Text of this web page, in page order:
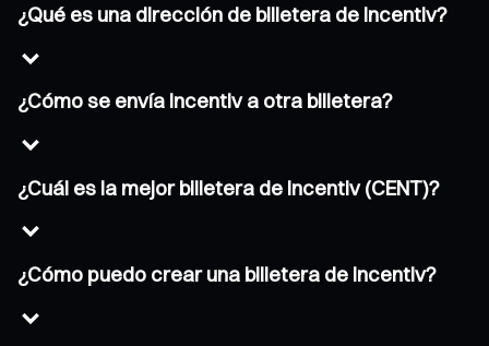
¿Qué es una dirección de billetera de Incentiv?
¿Cómo se envía Incentiv a otra billetera?
¿Cuál es la mejor billetera de Incentiv (CENT)?
¿Cómo puedo crear una billetera de Incentiv?